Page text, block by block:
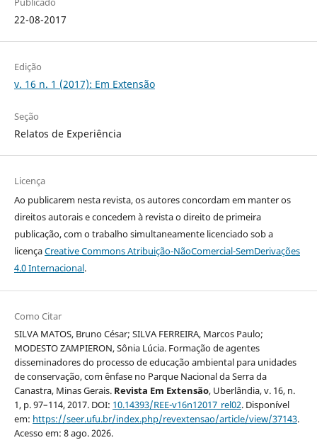
22-08-2017
Edição
v. 16 n. 1 (2017): Em Extensão
Seção
Relatos de Experiência
Licença
Ao publicarem nesta revista, os autores concordam em manter os
direitos autorais e concedem à revista o direito de primeira
publicação, com o trabalho simultaneamente licenciado sob a
licençaCreative Commons Atribuição-NãoComercial-SemDerivações
4.0 Internacional.
Como Citar
SILVA MATOS, Bruno César; SILVA FERREIRA, Marcos Paulo;
MODESTO ZAMPIERON, Sônia Lúcia. Formação de agentes
disseminadores do processo de educação ambiental para unidades
de conservação, com ênfase no Parque Nacional da Serra da
Canastra, Minas Gerais. Revista Em Extensão, Uberlândia, v. 16, n.
1, p. 97–114, 2017. DOI: 10.14393/REE-v16n12017_rel02. Disponível
em: https://seer.ufu.br/index.php/revextensao/article/view/37143.
Acesso em: 8 ago. 2026.